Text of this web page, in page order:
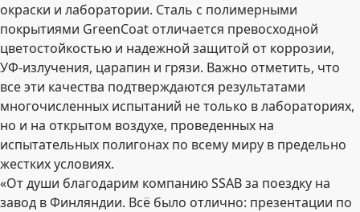
окраски и лаборатории. Сталь с полимерными
покрытиями GreenCoat отличается превосходной
цветостойкостью и надежной защитой от коррозии,
УФ-излучения, царапин и грязи. Важно отметить, что
все эти качества подтверждаются результатами
многочисленных испытаний не только в лабораториях,
но и на открытом воздухе, проведенных на
испытательных полигонах по всему миру в предельно
жестких условиях.
«От души благодарим компанию SSAB за поездку на
завод в Финляндии. Всё было отлично: презентации по